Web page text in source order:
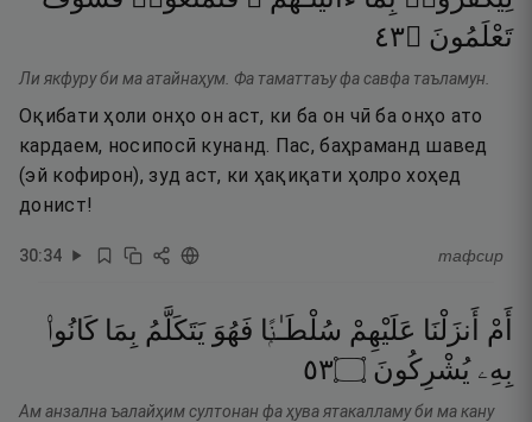
تَعْلَمُونَ ۝٣٤
Ли якфуру би ма атайнаҳум. Фа таматтаъу фа савфа таъламун.
Оқибати ҳоли онҳо он аст, ки ба он чӣ ба онҳо ато
кардаем, носипосӣ кунанд. Пас, баҳраманд шавед
(эй кофирон), зуд аст, ки ҳақиқати ҳолро хоҳед
донист!
30:34 тафсир
أَمْ أَنزَلْنَا عَلَيْهِمْ سُلْطَـٰنًۭا فَهُوَ يَتَكَلَّمُ بِمَا كَانُوا۟
بِهِۦ يُشْرِكُونَ ۝٣٥
Ам анзална ъалайҳим султонан фа ҳува ятакалламу би ма кану